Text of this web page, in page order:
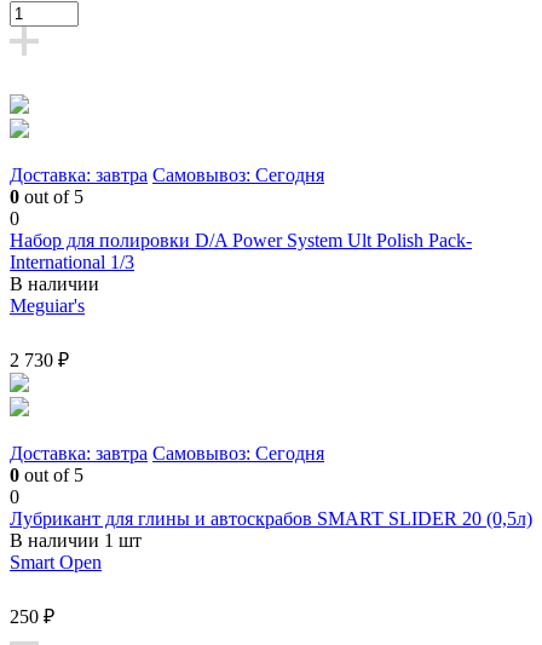
Доставка: завтра Самовывоз: Сегодня
0 out of 5
0
Набор для полировки D/A Power System Ult Polish Pack-
International 1/3
В наличии
Meguiar's
2 730 ₽
Доставка: завтра Самовывоз: Сегодня
0 out of 5
0
Лубрикант для глины и автоскрабов SMART SLIDER 20 (0,5л)
В наличии 1 шт
Smart Open
250 ₽